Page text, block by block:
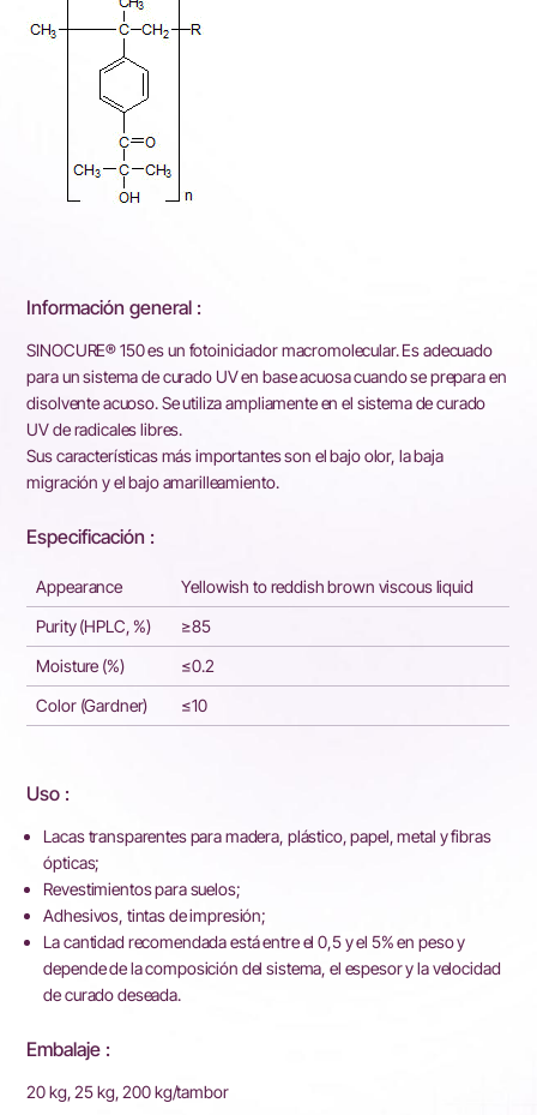
Información general :
SINOCURE® 150 es un fotoiniciador macromolecular. Es adecuado
para un sistema de curado UV en base acuosa cuando se prepara en
disolvente acuoso. Se utiliza ampliamente en el sistema de curado
UV de radicales libres.
Sus características más importantes son el bajo olor, la baja
migración y el bajo amarilleamiento.
Especificación :
Appearance
Yellowish to reddish brown viscous liquid
Purity (HPLC, %)
≥85
Moisture (%)
≤0.2
Color (Gardner)
≤10
Uso :
Lacas transparentes para madera, plástico, papel, metal y fibras
ópticas;
Revestimientos para suelos;
Adhesivos, tintas de impresión;
La cantidad recomendada está entre el 0,5 y el 5% en peso y
depende de la composición del sistema, el espesor y la velocidad
de curado deseada.
Embalaje :
20 kg, 25 kg, 200 kg/tambor